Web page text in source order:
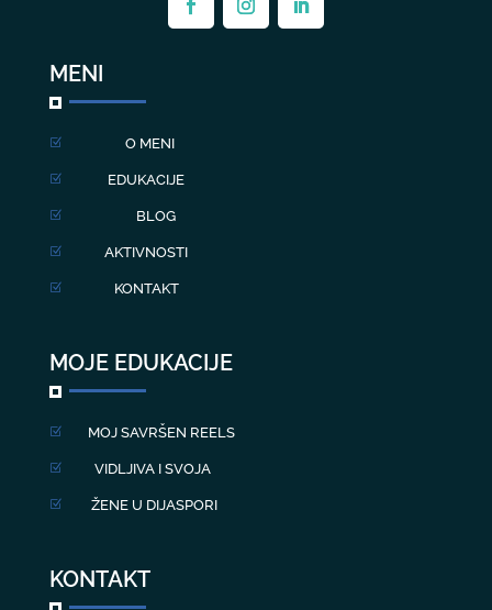
MENI
Z O MENI
Z EDUKACIJE
Z BLOG
Z AKTIVNOSTI
Z KONTAKT
MOJE EDUKACIJE
Z MOJ SAVRŠEN REELS
Z VIDLJIVA I SVOJA
Z ŽENE U DIJASPORI
KONTAKT